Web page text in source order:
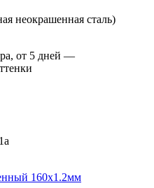
неокрашенная сталь)
от 5 дней —